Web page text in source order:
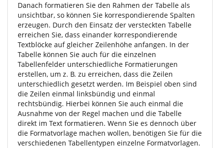
Danach formatieren Sie den Rahmen der Tabelle als
unsichtbar, so können Sie korrespondierende Spalten
erzeugen. Durch den Einsatz der versteckten Tabelle
erreichen Sie, dass einander korrespondierende
Textblöcke auf gleicher Zeilenhöhe anfangen. In der
Tabelle können Sie auch für die einzelnen
Tabellenfelder unterschiedliche Formatierungen
erstellen, um z. B. zu erreichen, dass die Zeilen
unterschiedlich gesetzt werden. Im Beispiel oben sind
die Zeilen einmal linksbündig und einmal
rechtsbündig. Hierbei können Sie auch einmal die
Ausnahme von der Regel machen und die Tabelle
direkt im Text formatieren. Wenn Sie es dennoch über
die Formatvorlage machen wollen, benötigen Sie für die
verschiedenen Tabellentypen einzelne Formatvorlagen.